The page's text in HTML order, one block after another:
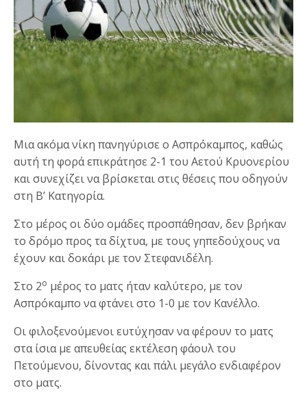
Μια ακόμα νίκη πανηγύρισε ο Ασπρόκαμπος, καθώς
αυτή τη φορά επικράτησε 2-1 του Αετού Κρυονερίου
και συνεχίζει να βρίσκεται στις θέσεις που οδηγούν
στη Β’ Κατηγορία.
Στο μέρος οι δύο ομάδες προσπάθησαν, δεν βρήκαν
το δρόμο προς τα δίχτυα, με τους γηπεδούχους να
έχουν και δοκάρι με τον Στεφανιδέλη.
Στο 2ο μέρος το ματς ήταν καλύτερο, με τον
Ασπρόκαμπο να φτάνει στο 1-0 με τον Κανέλλο.
Οι φιλοξενούμενοι ευτύχησαν να φέρουν το ματς
στα ίσια με απευθείας εκτέλεση φάουλ του
Πετούμενου, δίνοντας και πάλι μεγάλο ενδιαφέρον
στο ματς.